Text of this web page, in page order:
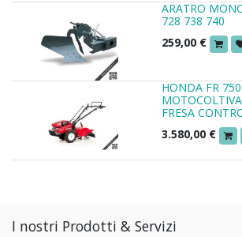
ARATRO
728 738 740
259,00 €
HONDA FR
FRESA
3.580,00 €
I nostri Prodotti & Servizi